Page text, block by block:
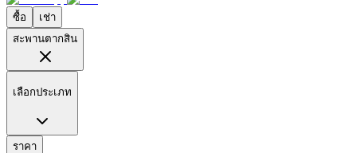
ซื้อ
เช่า
สะพานตากสิน
เลือกประเภท
ราคา